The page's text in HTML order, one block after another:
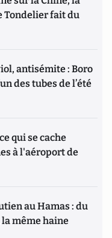
Tondelier fait du
antisémite : Boro
des tubes de l’été
qui se cache
à l'aéroport de
au Hamas : du
la même haine